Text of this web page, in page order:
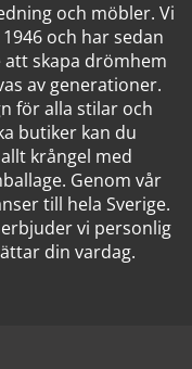
och möbler. Vi
och har sedan
skapa drömhem
av generationer.
för alla stilar och
butiker kan du
krångel med
Genom vår
till hela Sverige.
vi personlig
din vardag.